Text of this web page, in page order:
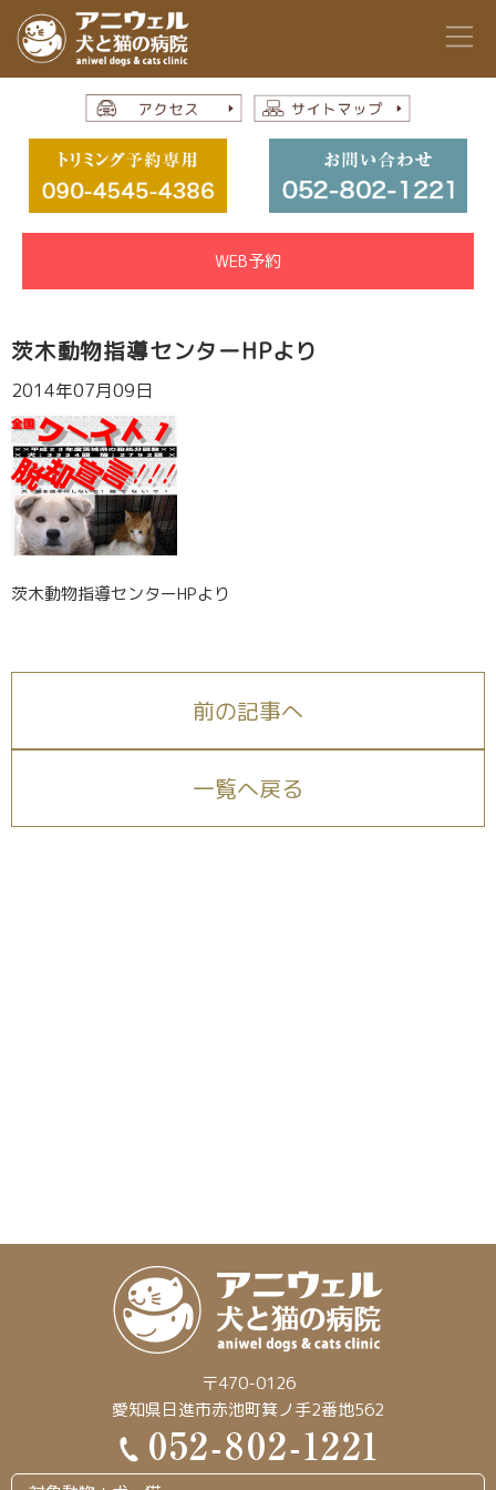
WEB予約
茨木動物指導センターHPより
2014年07月09日
茨木動物指導センターHPより
前の記事へ
一覧へ戻る
〒470-0126
愛知県日進市赤池町箕ノ手2番地562